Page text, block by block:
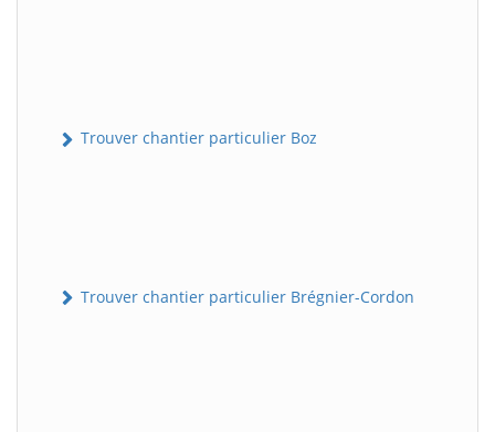
Trouver chantier particulier Boz
Trouver chantier particulier Brégnier-Cordon